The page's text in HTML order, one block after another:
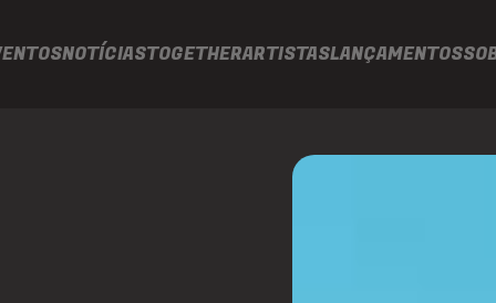
NOTÍCIASTOGETHERARTISTASLANÇAMENTOS